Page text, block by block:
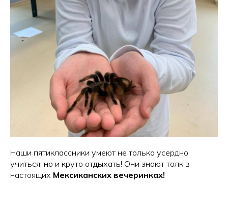
Наши пятиклассники умеют не только усердно
учиться, но и круто отдыхать! Они знают толк в
настоящих Мексиканских вечеринках!